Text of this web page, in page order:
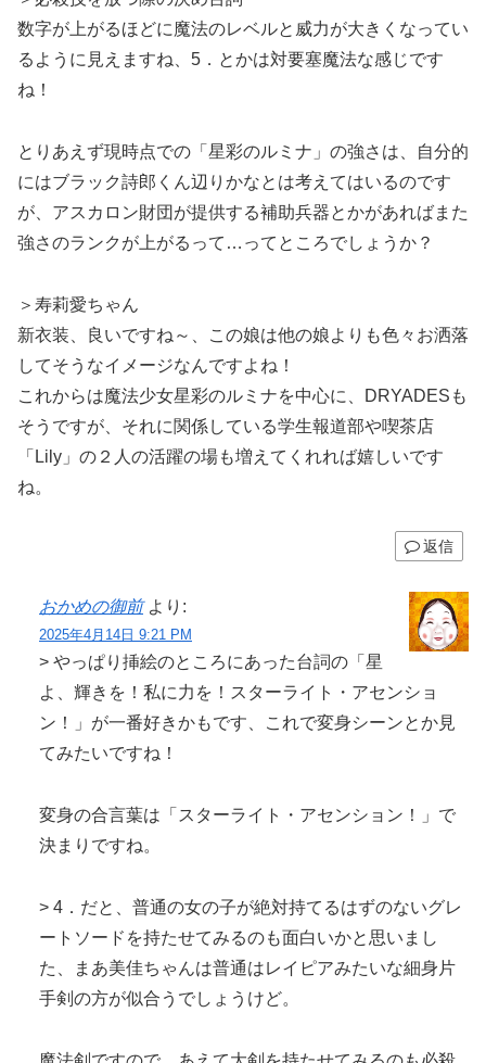
数字が上がるほどに魔法のレベルと威力が大きくなってい
るように見えますね、5．とかは対要塞魔法な感じです
ね！
とりあえず現時点での「星彩のルミナ」の強さは、自分的
にはブラック詩郎くん辺りかなとは考えてはいるのです
が、アスカロン財団が提供する補助兵器とかがあればまた
強さのランクが上がるって…ってところでしょうか？
＞寿莉愛ちゃん
新衣装、良いですね～、この娘は他の娘よりも色々お洒落
してそうなイメージなんですよね！
これからは魔法少女星彩のルミナを中心に、DRYADESも
そうですが、それに関係している学生報道部や喫茶店
「Lily」の２人の活躍の場も増えてくれれば嬉しいです
ね。
返信
おかめの御前 より:
2025年4月14日 9:21 PM
> やっぱり挿絵のところにあった台詞の「星
よ、輝きを！私に力を！スターライト・アセンショ
ン！」が一番好きかもです、これで変身シーンとか見
てみたいですね！
変身の合言葉は「スターライト・アセンション！」で
決まりですね。
> 4．だと、普通の女の子が絶対持てるはずのないグレ
ートソードを持たせてみるのも面白いかと思いまし
た、まあ美佳ちゃんは普通はレイピアみたいな細身片
手剣の方が似合うでしょうけど。